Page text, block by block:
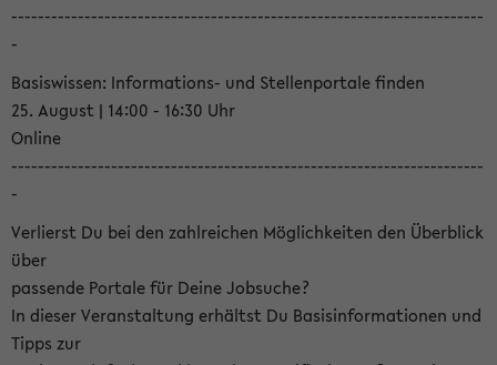
-----------------------------------------------------------------------
-
Basiswissen: Informations- und Stellenportale finden
25. August | 14:00 - 16:30 Uhr
Online
-----------------------------------------------------------------------
-
Verlierst Du bei den zahlreichen Möglichkeiten den Überblick
über
passende Portale für Deine Jobsuche?
In dieser Veranstaltung erhältst Du Basisinformationen und
Tipps zur